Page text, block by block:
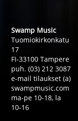
Swamp Music
Tuomiokirkonkatu
17
FI-33100 Tampere
puh. (03) 212 3087
e-mail tilaukset (a)
swampmusic.com
ma-pe 10-18, la
10-16